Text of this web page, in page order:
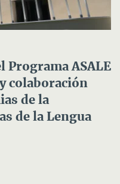
Programa ASALE
colaboración
de la
de la Lengua